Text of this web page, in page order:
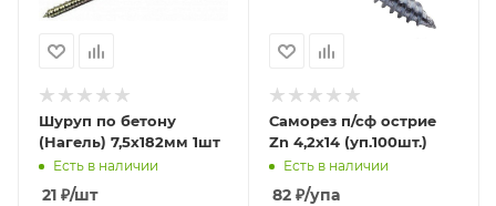
Шуруп по бетону
(Нагель) 7,5х182мм 1шт
Есть в наличии
21 ₽/шт
Саморез п/сф острие
Zn 4,2х14 (уп.100шт.)
Есть в наличии
82 ₽/упа